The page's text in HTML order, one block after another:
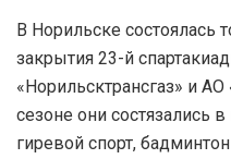
В Норильске состоялась
закрытия 23-й
«Норильсктрансгаз» и
сезоне они состязались
гиревой спорт,